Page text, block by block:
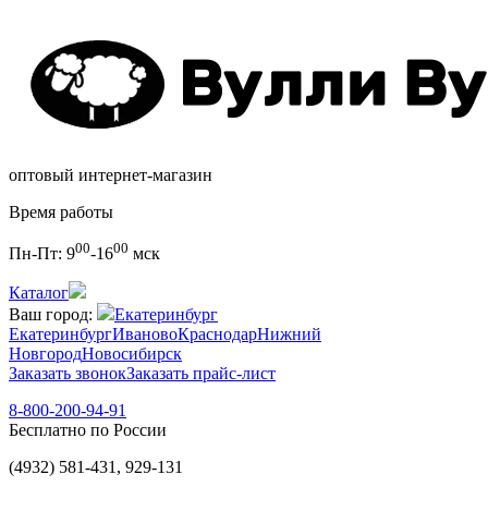
оптовый интернет-магазин
Время работы
Пн-Пт: 900-1600 мск
Каталог
Ваш город:
Екатеринбург
ЕкатеринбургИвановоКраснодарНижний
НовгородНовосибирск
Заказать звонокЗаказать прайс-лист
8-800-200-94-91
Бесплатно по России
(4932) 581-431, 929-131